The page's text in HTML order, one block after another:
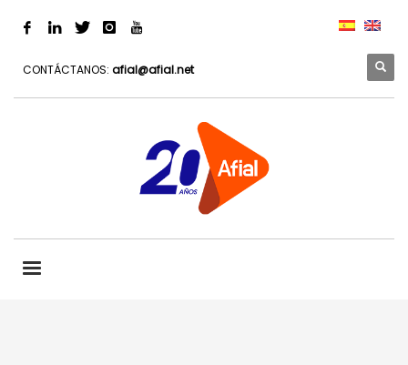
CONTÁCTANOS: afial@afial.net